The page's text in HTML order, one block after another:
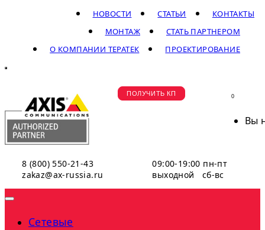
КОНТАКТЫ
СТАТЬИ
НОВОСТИ
СТАТЬ ПАРТНЕРОМ
МОНТАЖ
ПРОЕКТИРОВАНИЕ
О КОМПАНИИ ТЕРАТЕК
8 (800) 550-21-43
zakaz@ax-russia.ru
09:00-19:00 пн-пт
выходной сб-вс
ПОЛУЧИТЬ КП 0
Вы
Сетевые